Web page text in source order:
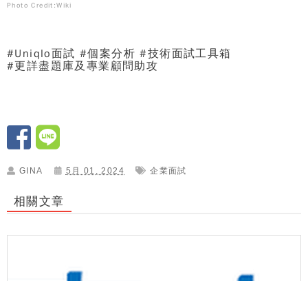
Photo Credit:Wiki
#Uniqlo面試 #個案分析 #技術面試工具箱
#更詳盡題庫及專業顧問助攻
GINA 5月 01, 2024 企業面試
相關文章